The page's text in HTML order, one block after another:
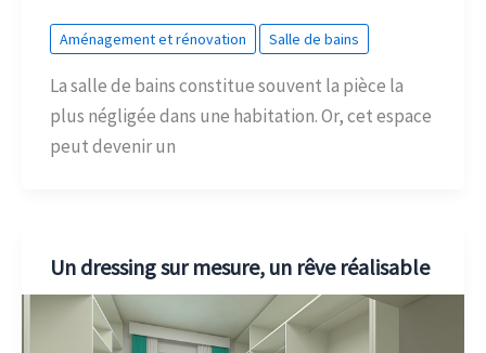
Aménagement et rénovation Salle de bains
La salle de bains constitue souvent la pièce la
plus négligée dans une habitation. Or, cet espace
peut devenir un
Un dressing sur mesure, un rêve réalisable